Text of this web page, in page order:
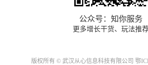
公众号：知你服务
更多增长干货、玩法推
版权所有 © 武汉从心信息科技有限公司 鄂